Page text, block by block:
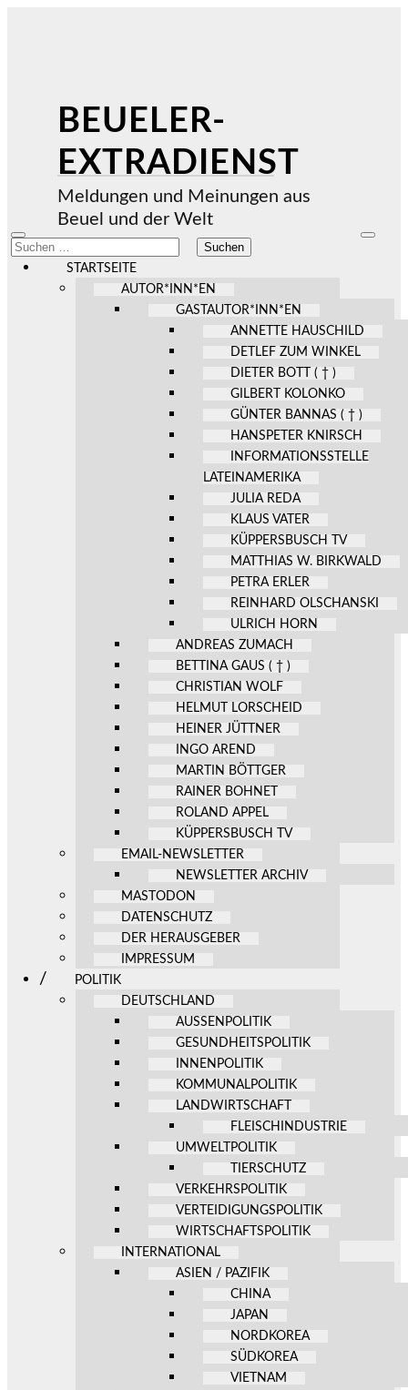
BEUELER-
EXTRADIENST
Meldungen und Meinungen aus
Beuel und der Welt
Mobile-
Menü
ein-/ausblenden
Suchen
nach:
STARTSEITE
AUTOR*INN*EN
GASTAUTOR*INN*EN
ANNETTE HAUSCHILD
DETLEF ZUM WINKEL
DIETER BOTT ( † )
GILBERT KOLONKO
GÜNTER BANNAS ( † )
HANSPETER KNIRSCH
INFORMATIONSSTELLE
LATEINAMERIKA
JULIA REDA
KLAUS VATER
KÜPPERSBUSCH TV
MATTHIAS W. BIRKWALD
PETRA ERLER
REINHARD OLSCHANSKI
ULRICH HORN
ANDREAS ZUMACH
BETTINA GAUS ( † )
CHRISTIAN WOLF
HELMUT LORSCHEID
HEINER JÜTTNER
INGO AREND
MARTIN BÖTTGER
RAINER BOHNET
ROLAND APPEL
KÜPPERSBUSCH TV
EMAIL-NEWSLETTER
NEWSLETTER ARCHIV
MASTODON
DATENSCHUTZ
DER HERAUSGEBER
IMPRESSUM
POLITIK
DEUTSCHLAND
AUSSENPOLITIK
GESUNDHEITSPOLITIK
INNENPOLITIK
KOMMUNALPOLITIK
LANDWIRTSCHAFT
FLEISCHINDUSTRIE
UMWELTPOLITIK
TIERSCHUTZ
VERKEHRSPOLITIK
VERTEIDIGUNGSPOLITIK
WIRTSCHAFTSPOLITIK
INTERNATIONAL
ASIEN / PAZIFIK
CHINA
JAPAN
NORDKOREA
SÜDKOREA
VIETNAM